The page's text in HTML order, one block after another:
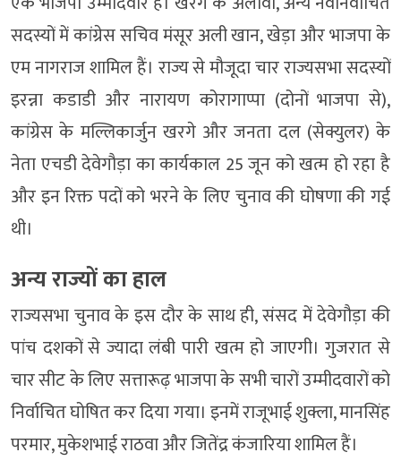
सदस्यों में कांग्रेस सचिव मंसूर अली खान, खेड़ा और भाजपा के
एम नागराज शामिल हैं। राज्य से मौजूदा चार राज्यसभा सदस्यों
इरन्ना कडाडी और नारायण कोरागाप्पा (दोनों भाजपा से),
कांग्रेस के मल्लिकार्जुन खरगे और जनता दल (सेक्युलर) के
नेता एचडी देवेगौड़ा का कार्यकाल 25 जून को खत्म हो रहा है
और इन रिक्त पदों को भरने के लिए चुनाव की घोषणा की गई
थी।
अन्य राज्यों का हाल
राज्यसभा चुनाव के इस दौर के साथ ही, संसद में देवेगौड़ा की
पांच दशकों से ज्यादा लंबी पारी खत्म हो जाएगी। गुजरात से
चार सीट के लिए सत्तारूढ़ भाजपा के सभी चारों उम्मीदवारों को
निर्वाचित घोषित कर दिया गया। इनमें राजूभाई शुक्ला, मानसिंह
परमार, मुकेशभाई राठवा और जितेंद्र कंजारिया शामिल हैं।